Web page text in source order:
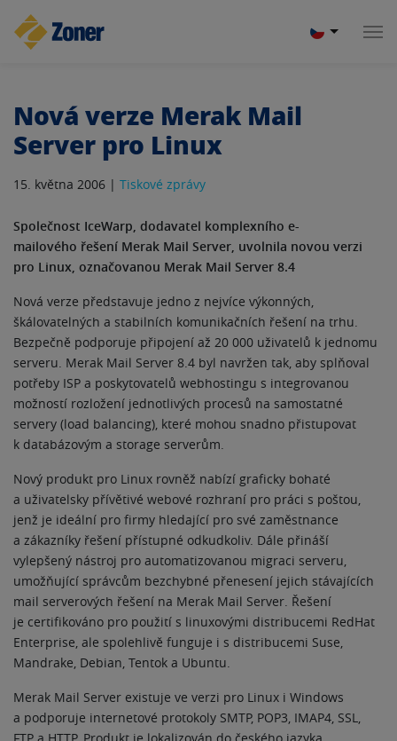
Nová verze Merak Mail
Server pro Linux
15. května 2006 | Tiskové zprávy
Společnost IceWarp, dodavatel komplexního e-
mailového řešení Merak Mail Server, uvolnila novou verzi
pro Linux, označovanou Merak Mail Server 8.4
Nová verze představuje jedno z nejvíce výkonných,
škálovatelných a stabilních komunikačních řešení na trhu.
Bezpečně podporuje připojení až 20 000 uživatelů k jednomu
serveru. Merak Mail Server 8.4 byl navržen tak, aby splňoval
potřeby ISP a poskytovatelů webhostingu s integrovanou
možností rozložení jednotlivých procesů na samostatné
servery (load balancing), které mohou snadno přistupovat
k databázovým a storage serverům.
Nový produkt pro Linux rovněž nabízí graficky bohaté
a uživatelsky přívětivé webové rozhraní pro práci s poštou,
jenž je ideální pro firmy hledající pro své zaměstnance
a zákazníky řešení přístupné odkudkoliv. Dále přináší
vylepšený nástroj pro automatizovanou migraci serveru,
umožňující správcům bezchybné přenesení jejich stávajících
mail serverových řešení na Merak Mail Server. Řešení
je certifikováno pro použití s linuxovými distribucemi RedHat
Enterprise, ale spolehlivě funguje i s distribucemi Suse,
Mandrake, Debian, Tentok a Ubuntu.
Merak Mail Server existuje ve verzi pro Linux i Windows
a podporuje internetové protokoly SMTP, POP3, IMAP4, SSL,